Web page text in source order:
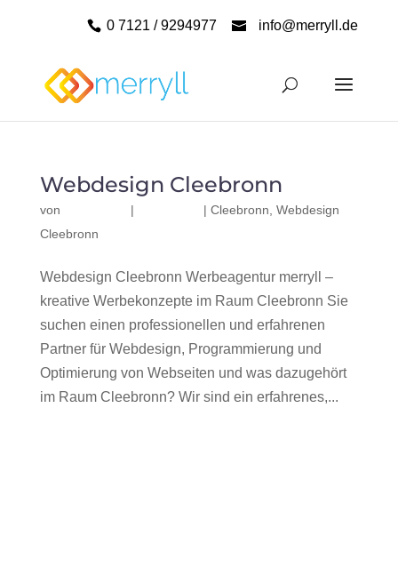
0 7121 / 9294977 info@merryll.de
Webdesign Cleebronn
von | | Cleebronn Webdesign
Cleebronn
Webdesign Cleebronn Werbeagentur merryll –
kreative Werbekonzepte im Raum Cleebronn Sie
suchen einen professionellen und erfahrenen
Partner für Webdesign, Programmierung und
Optimierung von Webseiten und was dazugehört
im Raum Cleebronn? Wir sind ein erfahrenes,...